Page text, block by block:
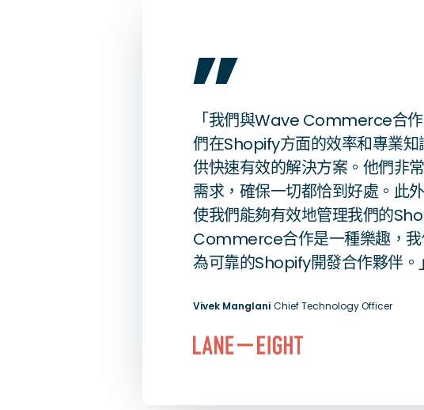
„
「我們與Wave Commerce合
們在Shopify方面的效率和專業知
供快速有效的解決方案。他們非
需求，確保一切都恰到好處。此
使我們能夠有效地管理我們的
Commerce合作是一種樂趣，我
為可靠的Shopify開發合作夥伴。」
Vivek Manglani Chief Technology Officer